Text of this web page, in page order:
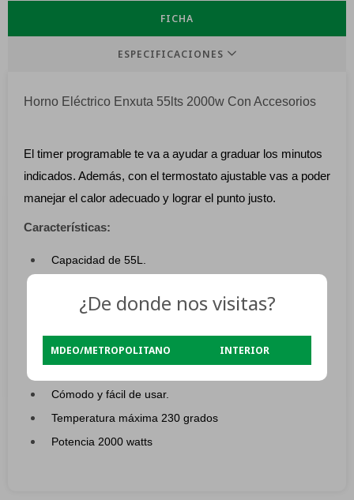
FICHA
ESPECIFICACIONES
Horno Eléctrico Enxuta 55lts 2000w Con Accesorios
El timer programable te va a ayudar a graduar los minutos
indicados. Además, con el termostato ajustable vas a poder
manejar el calor adecuado y lograr el punto justo.
Características:
Capacidad de 55L.
Dimensiones: 56 cm de ancho, 39.7 cm de alto y 46.1
Cómodo y fácil de usar.
Temperatura máxima 230 grados
Potencia 2000 watts
¿De donde nos visitas?
MDEO/METROPOLITANO INTERIOR